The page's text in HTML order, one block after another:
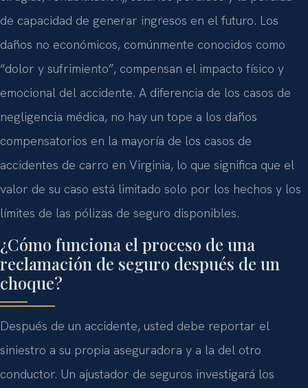
de capacidad de generar ingresos en el futuro. Los
daños no económicos, comúnmente conocidos como
“dolor y sufrimiento”, compensan el impacto físico y
emocional del accidente. A diferencia de los casos de
negligencia médica, no hay un tope a los daños
compensatorios en la mayoría de los casos de
accidentes de carro en Virginia, lo que significa que el
valor de su caso está limitado solo por los hechos y los
límites de las pólizas de seguro disponibles.
¿Cómo funciona el proceso de una
reclamación de seguro después de un
choque?
Después de un accidente, usted debe reportar el
siniestro a su propia aseguradora y a la del otro
conductor. Un ajustador de seguros investigará los